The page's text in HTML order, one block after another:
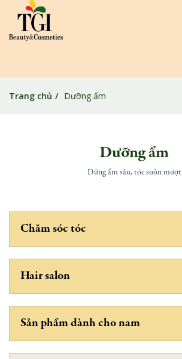
Trang chủ Dưỡng ẩm
Dưỡng ẩm
Dững ẩm sâu, tóc suôn mượt
Chăm sóc tóc
Hair salon
Sản phẩm dành cho nam